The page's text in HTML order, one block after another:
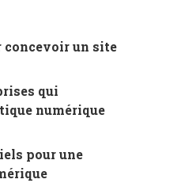
concevoir un site
qui
numérique
pour une